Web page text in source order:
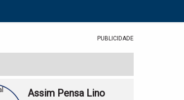
PUBLICIDADE
Assim Pensa Lino